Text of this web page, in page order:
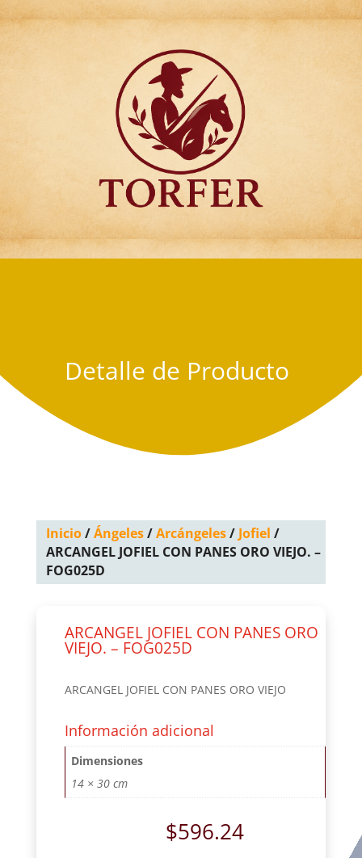
Articulos para
Regalo Torfer.
Detalle de Producto
Inicio/Ángeles/Arcángeles/ Jofiel /
ARCANGEL JOFIEL CON PANES ORO VIEJO. –
FOG025D
ARCANGEL JOFIEL CON PANES ORO
VIEJO. – FOG025D
ARCANGEL JOFIEL CON PANES ORO VIEJO
Información adicional
Dimensiones
14 × 30 cm
$596.24